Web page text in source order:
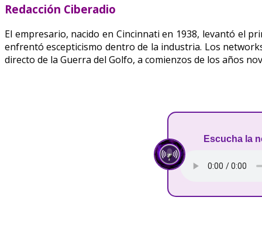
Redacción Ciberadio
El empresario, nacido en Cincinnati en 1938, levantó el
enfrentó escepticismo dentro de la industria. Los
directo de la Guerra del Golfo, a comienzos de los años
Escucha la